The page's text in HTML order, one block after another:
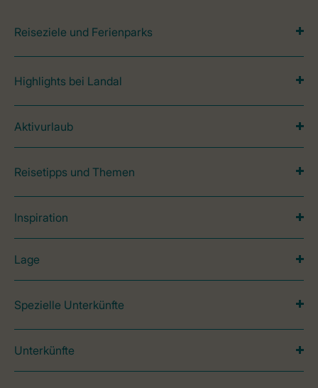
Reiseziele und Ferienparks
Highlights bei Landal
Aktivurlaub
Reisetipps und Themen
Inspiration
Lage
Spezielle Unterkünfte
Unterkünfte